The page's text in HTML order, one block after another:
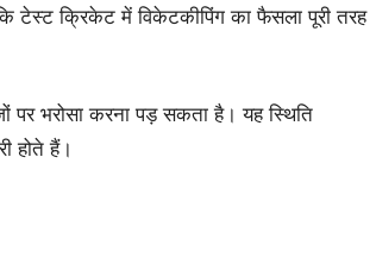
टेस्ट क्रिकेट में विकेटकीपिंग का फैसला पूरी तरह
पर भरोसा करना पड़ सकता है। यह स्थिति
होते हैं।